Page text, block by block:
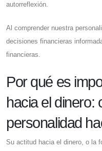
autorreflexión.
Al comprender nuestra
decisiones financieras
financieras.
Por qué es
hacia el dinero:
personalidad
Su actitud hacia el dinero, o la